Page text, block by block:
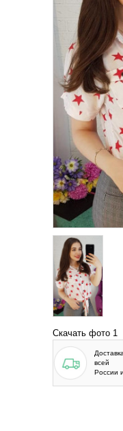
Скачать фото 1
всей
России